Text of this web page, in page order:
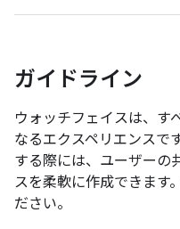
ガイドライン
ウォッチフェイスは、す
なるエクスペリエンスで
する際には、ユーザーの
スを柔軟に作成できます
ださい。